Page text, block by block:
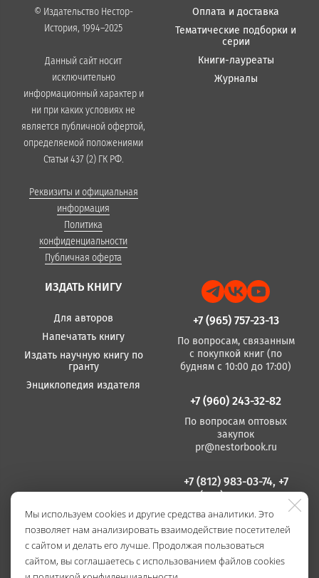
© Издательство Нестор-
История, 1994–2025
Данный сайт носит
исключительно
информационный характер и
ни при каких условиях не
является публичной офертой,
определяемой положениями
Статьи 437 (2) ГК РФ.
Реквизиты и официальная
информация
Политика
конфиденциальности
Публичная оферта
Оплата и доставка
Тематические подборки и
серии
Книги-лауреаты
Журналы
ИЗДАТЬ КНИГУ
Для авторов
Напечатать книгу
Издать научную книгу по
гранту
Энциклопедия издателя
+7 (965) 757-23-13
По вопросам, связанным
с покупкой книг (по
будням с 10:00 до 17:00)
+7 (960) 243-32-82
По вопросам оптовых
закупок
pr@nestorbook.ru
+7 (812) 983-03-74, +7
(812) 235 15 86
По вопросам издания
книг
(по будням с 10:00 до
17:00)
Мы используем cookies и другие средства аналитики. Это
позволяет нам анализировать взаимодействие посетителей
с сайтом и делать его лучше. Продолжая пользоваться
сайтом, вы соглашаетесь с использованием файлов cookies